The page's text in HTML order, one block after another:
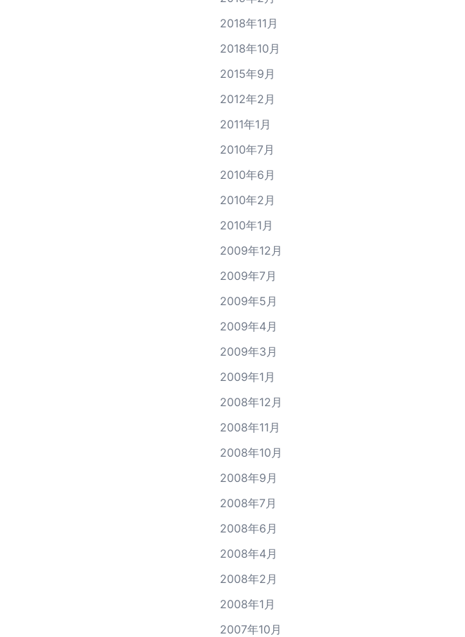
2018年11月
2018年10月
2015年9月
2012年2月
2011年1月
2010年7月
2010年6月
2010年2月
2010年1月
2009年12月
2009年7月
2009年5月
2009年4月
2009年3月
2009年1月
2008年12月
2008年11月
2008年10月
2008年9月
2008年7月
2008年6月
2008年4月
2008年2月
2008年1月
2007年10月